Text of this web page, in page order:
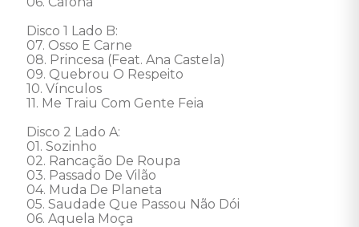
Disco 1 Lado B:
07. Osso E Carne
08. Princesa (Feat. Ana Castela)
09. Quebrou O Respeito
10. Vínculos
11. Me Traiu Com Gente Feia
Disco 2 Lado A:
01. Sozinho
02. Rancação De Roupa
03. Passado De Vilão
04. Muda De Planeta
05. Saudade Que Passou Não Dói
06. Aquela Moça